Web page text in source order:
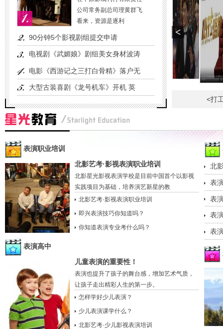
公司常务副总司理黄群飞
看来，资源是逐利
90分钟5个影视剧组提交申请
电视剧《武媚娘》剧组美女身材波涛
电影《西游记之三打白骨精》落户无
大型古装喜剧《龙号机车》开机 英
<
<打
表演职业培训
北影艺考·影视表演职业培训
北影星光影视表演学校是目前中国首个以影视
实践项目为基础，培养演艺新星的教
北影艺考·影视表演职业培训
即兴表演技巧你知道吗？
你知道表演专业考什么吗？
表演高中
儿童表演的重要性！
表演也提升了孩子的舞台感，增加艺术气质，
让孩子走出精彩人生的第一步。
怎样学好少儿表演？
少儿表演课学什么？
北影艺考·少儿影视表演培训
北
表
表
表
表